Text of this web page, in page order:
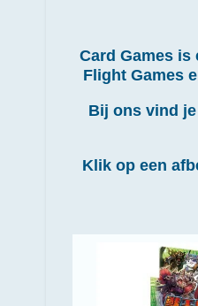
Card Games is
Flight Games
Bij ons vind
Klik op een